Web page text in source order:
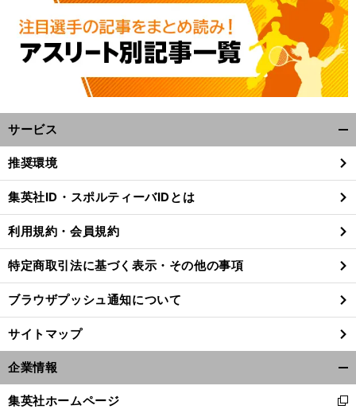
サービス
閉
る
推奨環境
集英社ID・スポルティーバIDとは
利用規約・会員規約
特定商取引法に基づく表示・その他の事項
ブラウザプッシュ通知について
サイトマップ
企業情報
閉
集英社ホームページ
新